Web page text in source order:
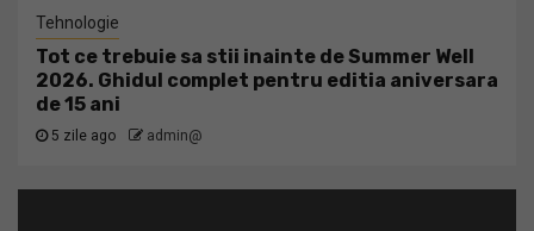
Tehnologie
Tot ce trebuie sa stii inainte de Summer Well
2026. Ghidul complet pentru editia aniversara
de 15 ani
5 zile ago admin@